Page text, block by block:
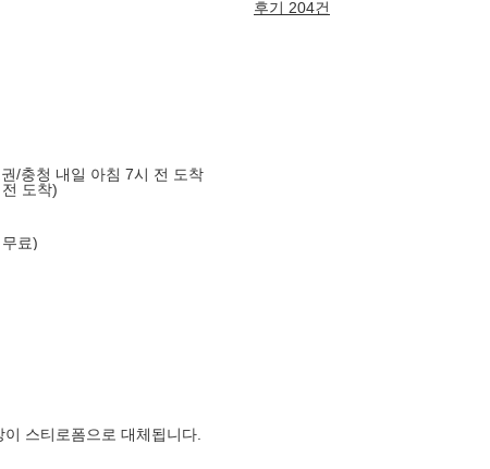
후기 204건
/충청 내일 아침 7시 전 도착
도착)
료)
스티로폼으로 대체됩니다.